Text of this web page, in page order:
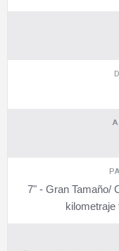
7" - Gran Tamaño/
kilometraje